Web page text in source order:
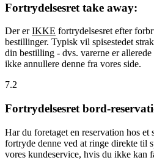
Fortrydelsesret take away:
Der erIKKE fortrydelsesret efter
bestillinger. Typisk vil spisestedet
din bestilling - dvs. varerne er
ikke annullere denne fra vores side.
7.2
Fortrydelsesret bord-
Har du foretaget en reservation hos et
fortryde denne ved at ringe direkte til
vores kundeservice, hvis du ikke kan